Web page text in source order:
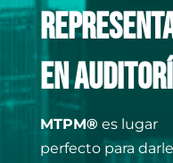
EN
MTPM® es lugar
perfecto para